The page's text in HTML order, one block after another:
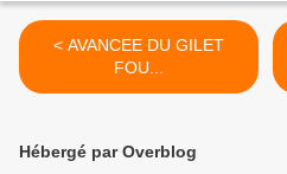
< AVANCEE DU GILET
FOU...
Hébergé par Overblog